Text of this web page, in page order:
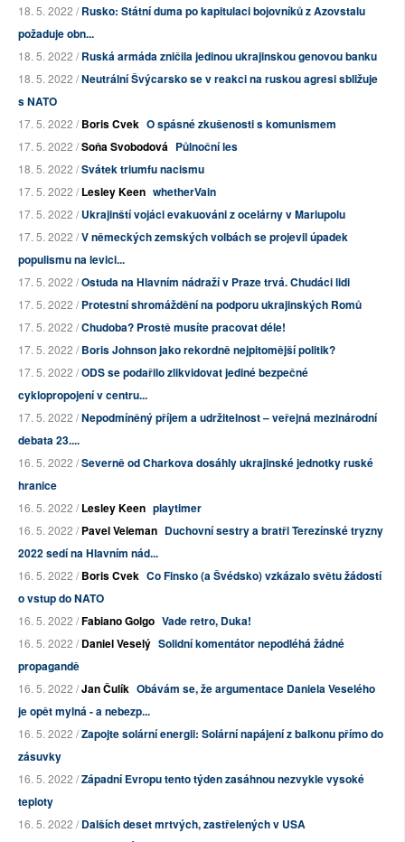
18. 5. 2022 /Rusko: Státní duma po kapitulaci bojovníků z Azovstalu
požaduje obn...
18. 5. 2022 /Ruská armáda zničila jedinou ukrajinskou genovou banku
18. 5. 2022 /Neutrální Švýcarsko se v reakci na ruskou agresi sbližuje
s NATO
17. 5. 2022 /Boris Cvek O spásné zkušenosti s komunismem
17. 5. 2022 /Soňa Svobodová Půlnoční les
18. 5. 2022 /Svátek triumfu nacismu
17. 5. 2022 /Lesley Keen whetherVain
17. 5. 2022 /Ukrajinští vojáci evakuováni z ocelárny v Mariupolu
17. 5. 2022 /V německých zemských volbách se projevil úpadek
populismu na levici...
17. 5. 2022 /Ostuda na Hlavním nádraží v Praze trvá. Chudáci lidi
17. 5. 2022 /Protestní shromáždění na podporu ukrajinských Romů
17. 5. 2022 /Chudoba? Prostě musíte pracovat déle!
17. 5. 2022 /Boris Johnson jako rekordně nejpitomější politik?
17. 5. 2022 /ODS se podařilo zlikvidovat jediné bezpečné
cyklopropojení v centru...
17. 5. 2022 /Nepodmíněný příjem a udržitelnost – veřejná mezinárodní
debata 23....
16. 5. 2022 /Severně od Charkova dosáhly ukrajinské jednotky ruské
hranice
16. 5. 2022 /Lesley Keen playtimer
16. 5. 2022 /Pavel Veleman Duchovní sestry a bratři Terezínské tryzny
2022 sedí na Hlavním nád...
16. 5. 2022 /Boris Cvek Co Finsko (a Švédsko) vzkázalo světu žádostí
o vstup do NATO
16. 5. 2022 /Fabiano Golgo Vade retro, Duka!
16. 5. 2022 /Daniel Veselý Solidní komentátor nepodléhá žádné
propagandě
16. 5. 2022 /Jan Čulík Obávám se, že argumentace Daniela Veselého
je opět mylná - a nebezp...
16. 5. 2022 /Zapojte solární energii: Solární napájení z balkonu přímo do
zásuvky
16. 5. 2022 /Západní Evropu tento týden zasáhnou nezvykle vysoké
teploty
16. 5. 2022 /Dalších deset mrtvých, zastřelených v USA